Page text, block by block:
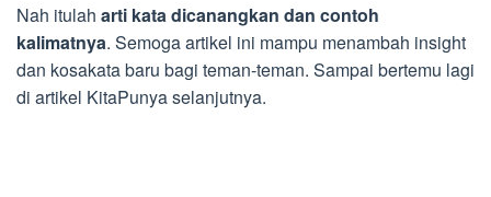
Nah itulah arti kata dicanangkan dan contoh
kalimatnya. Semoga artikel ini mampu menambah insight
dan kosakata baru bagi teman-teman. Sampai bertemu lagi
di artikel KitaPunya selanjutnya.